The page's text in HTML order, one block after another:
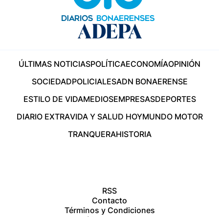
ÚLTIMAS NOTICIASPOLÍTICAECONOMÍAOPINIÓN
SOCIEDADPOLICIALESADN BONAERENSE
ESTILO DE VIDAMEDIOSEMPRESASDEPORTES
DIARIO EXTRAVIDA Y SALUD HOYMUNDO MOTOR
TRANQUERAHISTORIA
RSS
Contacto
Términos y Condiciones